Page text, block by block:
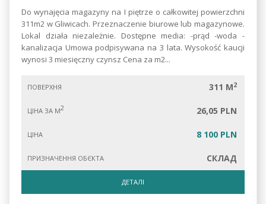
Do wynajęcia magazyny na I piętrze o całkowitej powierzchni
311m2 w Gliwicach. Przeznaczenie biurowe lub magazynowe.
Lokal działa niezależnie. Dostępne media: -prąd -woda -
kanalizacja Umowa podpisywana na 3 lata. Wysokość kaucji
wynosi 3 miesięczny czynsz Cena za m2...
ПОВЕРХНЯ 311 M2
ЦІНА ЗА М2 26,05 PLN
ЦІНА 8 100 PLN
ПРИЗНАЧЕННЯ ОБЄКТА СКЛАД
ДЕТАЛІ